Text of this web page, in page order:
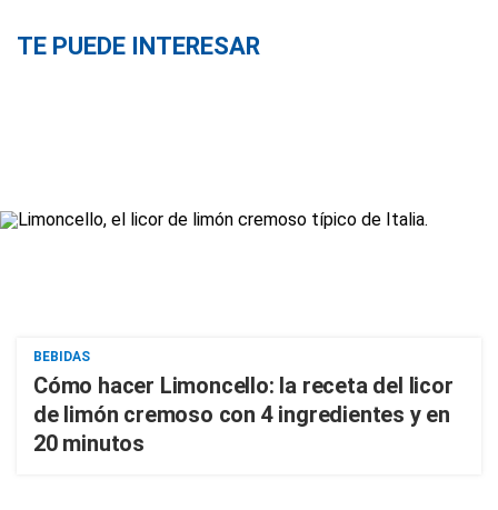
TE PUEDE INTERESAR
BEBIDAS
Cómo hacer Limoncello: la receta del licor
de limón cremoso con 4 ingredientes y en
20 minutos